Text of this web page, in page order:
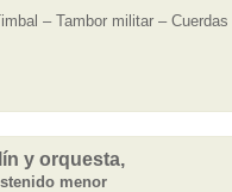
– Tambor militar – Cuerdas
y orquesta,
menor